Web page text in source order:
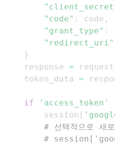
"code" : code ,
"grant_type" :
"redirect_uri"
}
    response
=
    token_data
=
if 'access_token'
        session
[
# 선택적으로 새
#